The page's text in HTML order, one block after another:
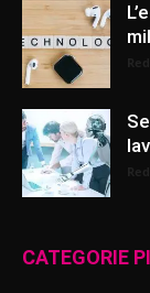
CATEGORIE